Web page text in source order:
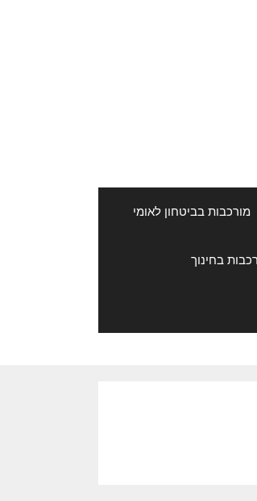
מורכבות בביטחון לאומי
בחינוך